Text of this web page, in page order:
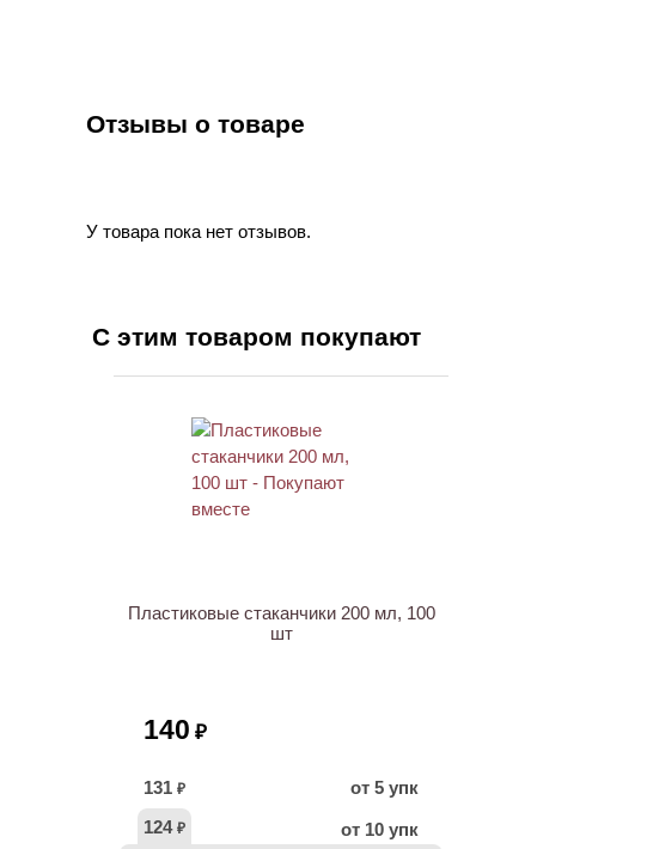
Отзывы о товаре
У товара пока нет отзывов.
С этим товаром покупают
Пластиковые стаканчики 200 мл, 100
шт
140 ₽
131 ₽
от 5 упк
124 ₽ от 10 упк